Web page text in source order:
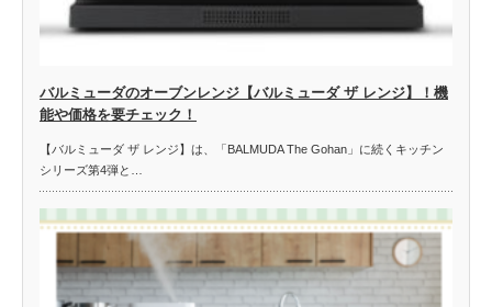
バルミューダのオーブンレンジ【バルミューダ ザ レンジ】！機
能や価格を要チェック！
【バルミューダ ザ レンジ】は、「BALMUDA The Gohan」に続くキッチン
シリーズ第4弾と…